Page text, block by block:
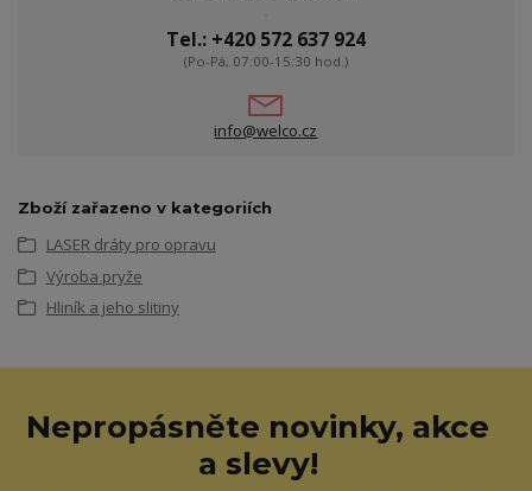
Tel.: +420 572 637 924
(Po-Pá, 07:00-15:30 hod.)
info@welco.cz
Zboží zařazeno v kategoriích
LASER dráty pro opravu
Výroba pryže
Hliník a jeho slitiny
Nepropásněte novinky, akce
a slevy!